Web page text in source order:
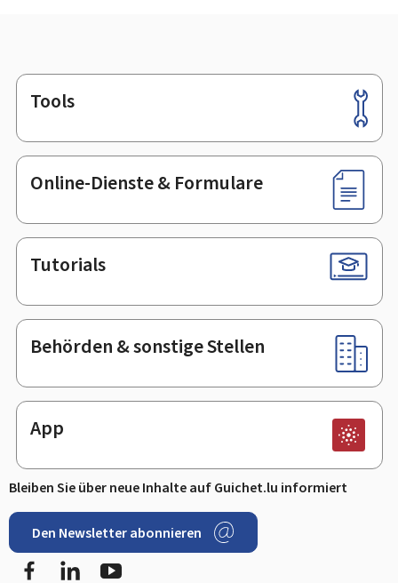
Footer
Tools
Online-Dienste & Formulare
Tutorials
Behörden & sonstige Stellen
App
Bleiben Sie über neue Inhalte auf Guichet.lu informiert
Den Newsletter abonnieren
FacebookLinkedIn